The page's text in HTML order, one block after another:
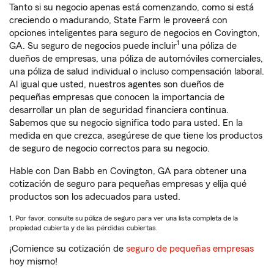
Tanto si su negocio apenas está comenzando, como si está
creciendo o madurando, State Farm le proveerá con
opciones inteligentes para seguro de negocios en Covington,
GA. Su seguro de negocios puede incluir1 una póliza de
dueños de empresas, una póliza de automóviles comerciales,
una póliza de salud individual o incluso compensación laboral.
Al igual que usted, nuestros agentes son dueños de
pequeñas empresas que conocen la importancia de
desarrollar un plan de seguridad financiera continua.
Sabemos que su negocio significa todo para usted. En la
medida en que crezca, asegúrese de que tiene los productos
de seguro de negocio correctos para su negocio.
Hable con Dan Babb en Covington, GA para obtener una
cotización de seguro para pequeñas empresas y elija qué
productos son los adecuados para usted.
1. Por favor, consulte su póliza de seguro para ver una lista completa de la
propiedad cubierta y de las pérdidas cubiertas.
¡Comience su cotización de seguro de pequeñas empresas
hoy mismo!